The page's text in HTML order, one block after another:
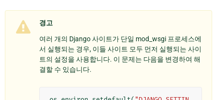
경고
여러 개의 Django 사이트가 단일 mod_wsgi 프로세스에
서 실행되는 경우, 이들 사이트 모두 먼저 실행되는 사이
트의 설정을 사용합니다. 이 문제는 다음을 변경하여 해
결할 수 있습니다.